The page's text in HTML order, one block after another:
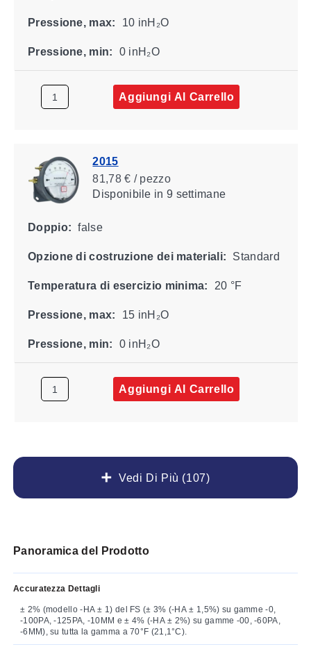
Vedi Di Più (107)
Pressione, max: 10 inH₂O
Pressione, min: 0 inH₂O
Aggiungi Al Carrello
2015
81,78 € / pezzo
Disponibile in 9 settimane
Doppio: false
Opzione di costruzione dei materiali: Standard
Temperatura di esercizio minima: 20 °F
Pressione, max: 15 inH₂O
Pressione, min: 0 inH₂O
Aggiungi Al Carrello
Panoramica del Prodotto
Accuratezza Dettagli
± 2% (modello -HA ± 1) del FS (± 3% (-HA ± 1,5%) su gamme -0,
-100PA, -125PA, -10MM e ± 4% (-HA ± 2%) su gamme -00, -60PA,
-6MM), su tutta la gamma a 70°F (21,1°C).